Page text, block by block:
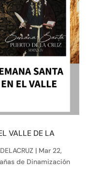
VALLE DE LA
| Mar 22,
de Dinamización